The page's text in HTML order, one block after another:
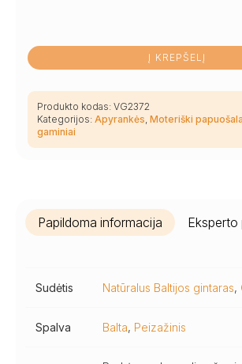
Į KREPŠELĮ
Produkto kodas: VG2372
Kategorijos: Apyrankės Moteriški
gaminiai
Papildoma informacija Eksperto
Sudėtis Natūralus Baltijos gintaras,
Spalva Balta, Peizažinis